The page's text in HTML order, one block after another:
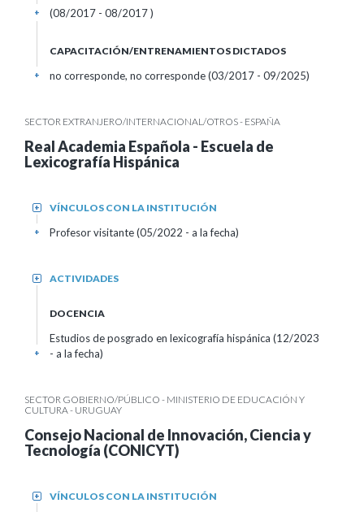
(08/2017 - 08/2017 )
+
CAPACITACIÓN/ENTRENAMIENTOS DICTADOS
no corresponde, no corresponde (03/2017 - 09/2025)
+
SECTOR EXTRANJERO/INTERNACIONAL/OTROS - ESPAÑA
Real Academia Española - Escuela de
Lexicografía Hispánica
VÍNCULOS CON LA INSTITUCIÓN
+
Profesor visitante (05/2022 - a la fecha)
+
ACTIVIDADES
+
DOCENCIA
Estudios de posgrado en lexicografía hispánica (12/2023
- a la fecha)
+
SECTOR GOBIERNO/PÚBLICO - MINISTERIO DE EDUCACIÓN Y
CULTURA - URUGUAY
Consejo Nacional de Innovación, Ciencia y
Tecnología (CONICYT)
VÍNCULOS CON LA INSTITUCIÓN
+